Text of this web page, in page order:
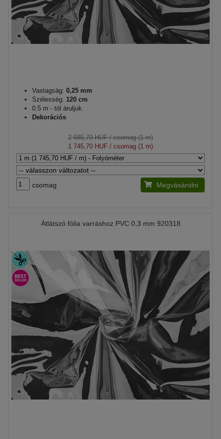
Vastagság: 0,25 mm
Szélesség: 120 cm
0.5 m - tól áruljuk.
Dekorációs
2 685,70 HUF/ csomag (1 m)
1 745,70 HUF / csomag (1 m)
csomag Megvásárolni
Átlátszó fólia varráshoz PVC 0,3 mm 920318